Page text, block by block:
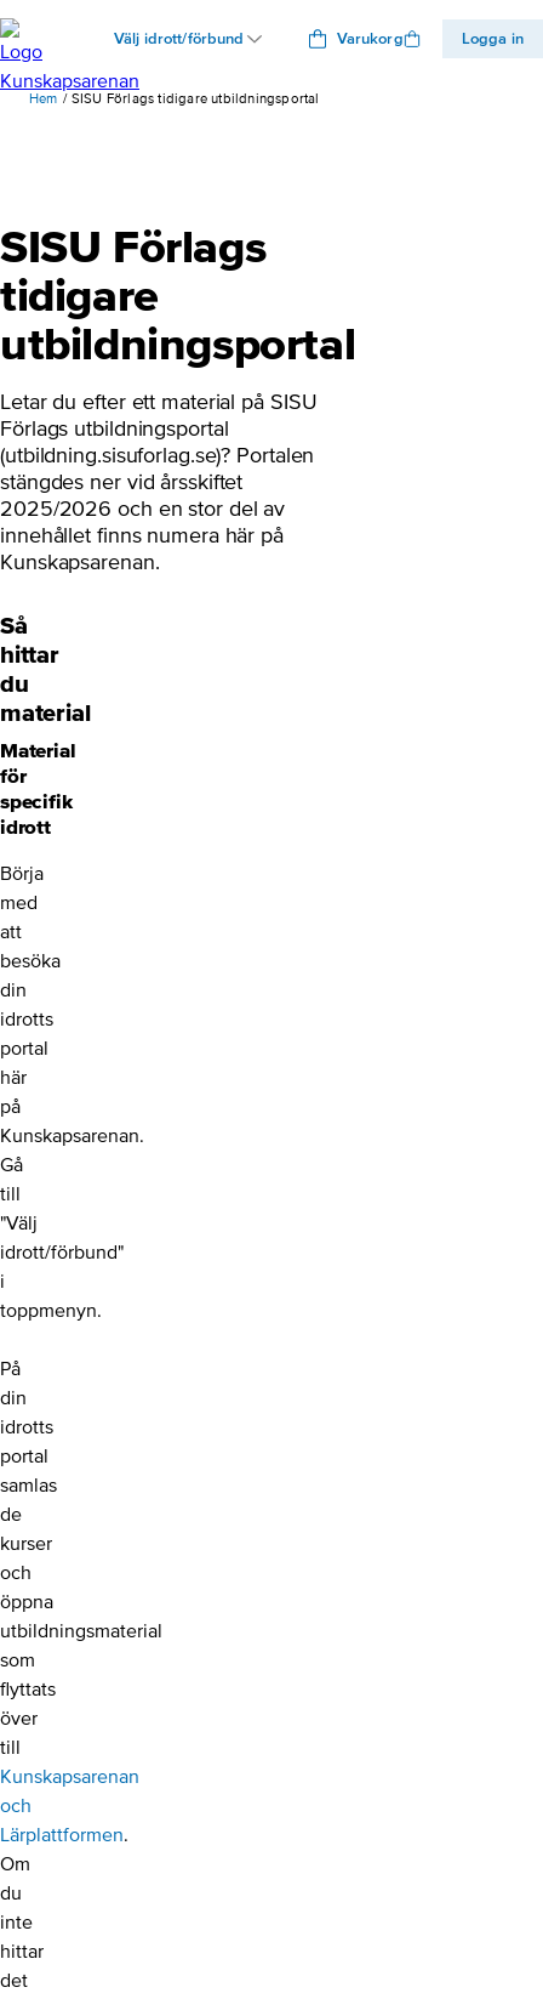
Välj idrott/förbund Varukorg Logga in
Hem SISU Förlags tidigare utbildningsportal
SISU Förlags
tidigare
utbildningsportal
Letar du efter ett material på SISU
Förlags utbildningsportal
(utbildning.sisuforlag.se)? Portalen
stängdes ner vid årsskiftet
2025/2026 och en stor del av
innehållet finns numera här på
Kunskapsarenan.
Så
hittar
du
material
Material
för
specifik
idrott
Börja
med
att
besöka
din
idrotts
portal
här
på
Kunskapsarenan.
Gå
till
"Välj
idrott/förbund"
i
toppmenyn.
På
din
idrotts
portal
samlas
de
kurser
och
öppna
utbildningsmaterial
som
flyttats
över
till
Kunskapsarenan
och
Lärplattformen.
Om
du
inte
hittar
det